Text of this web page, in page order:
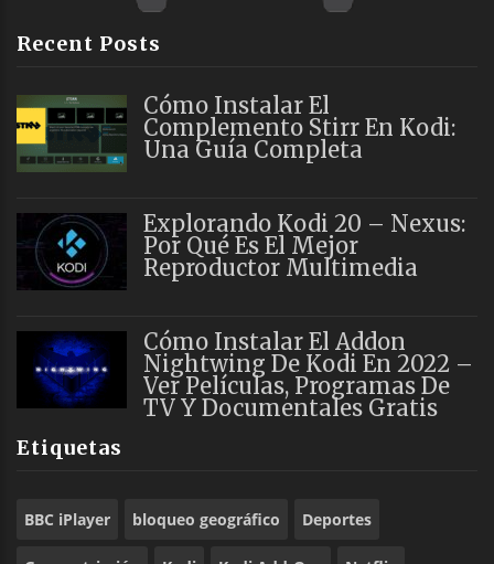
Recent Posts
Cómo Instalar El
Complemento Stirr En Kodi:
Una Guía Completa
Explorando Kodi 20 – Nexus:
Por Qué Es El Mejor
Reproductor Multimedia
Cómo Instalar El Addon
Nightwing De Kodi En 2022 –
Ver Películas, Programas De
TV Y Documentales Gratis
Etiquetas
BBC iPlayer bloqueo geográfico Deportes